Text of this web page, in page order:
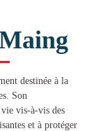
destinée à la
Son
vis-à-vis des
et à protéger